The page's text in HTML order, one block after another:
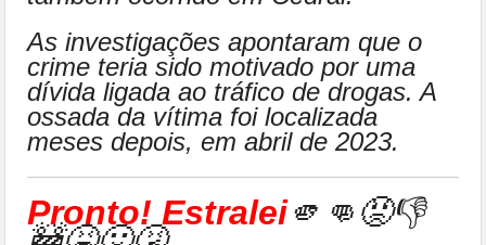
As investigações apontaram que o
crime teria sido motivado por uma
dívida ligada ao tráfico de drogas. A
ossada da vítima foi localizada
meses depois, em abril de 2023.
Pronto! Estralei🫵👊😡👎